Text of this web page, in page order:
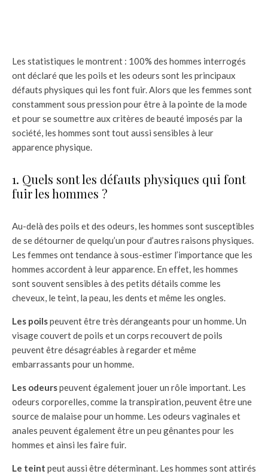
Les statistiques le montrent : 100% des hommes interrogés
ont déclaré que les poils et les odeurs sont les principaux
défauts physiques qui les font fuir. Alors que les femmes sont
constamment sous pression pour être à la pointe de la mode
et pour se soumettre aux critères de beauté imposés par la
société, les hommes sont tout aussi sensibles à leur
apparence physique.
1. Quels sont les défauts physiques qui font
fuir les hommes ?
Au-delà des poils et des odeurs, les hommes sont susceptibles
de se détourner de quelqu’un pour d’autres raisons physiques.
Les femmes ont tendance à sous-estimer l’importance que les
hommes accordent à leur apparence. En effet, les hommes
sont souvent sensibles à des petits détails comme les
cheveux, le teint, la peau, les dents et même les ongles.
Les poilspeuvent être très dérangeants pour un homme. Un
visage couvert de poils et un corps recouvert de poils
peuvent être désagréables à regarder et même
embarrassants pour un homme.
Les odeurspeuvent également jouer un rôle important. Les
odeurs corporelles, comme la transpiration, peuvent être une
source de malaise pour un homme. Les odeurs vaginales et
anales peuvent également être un peu gênantes pour les
hommes et ainsi les faire fuir.
Le teint peut aussi être déterminant. Les hommes sont attirés